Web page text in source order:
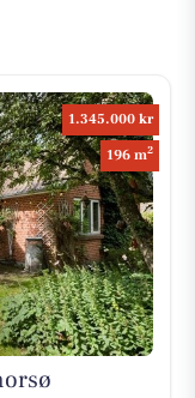
1.345.000 kr
196 m2